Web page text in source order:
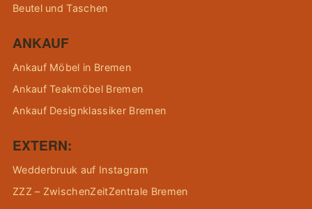
Beutel und Taschen
ANKAUF
Ankauf Möbel in Bremen
Ankauf Teakmöbel Bremen
Ankauf Designklassiker Bremen
EXTERN:
Wedderbruuk auf Instagram
ZZZ – ZwischenZeitZentrale Bremen